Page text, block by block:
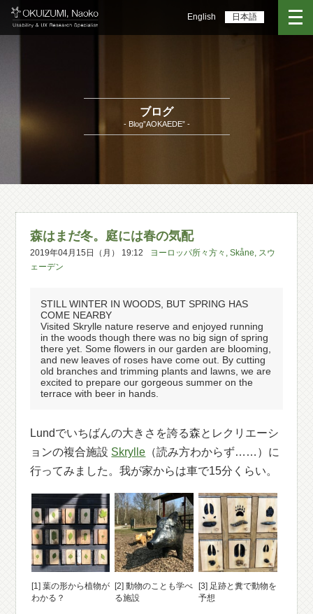
English 日本語
ブログ
- Blog”AOKAEDE” -
森はまだ冬。庭には春の気配
2019年04月15日（月） 19:12 ヨーロッパ所々方々 ,Skåne, スウ
ェーデン
STILL WINTER IN WOODS, BUT SPRING HAS
COME NEARBY
Visited Skrylle nature reserve and enjoyed running
in the woods though there was no big sign of spring
there yet. Some flowers in our garden are blooming,
and new leaves of roses have come out. By cutting
old branches and trimming plants and lawns, we are
excited to prepare our gorgeous summer on the
terrace with beer in hands.
Lundでいちばんの大きさを誇る森とレクリエーシ
ョンの複合施設 Skrylle （読み方わからず……）に
行ってみました。我が家からは車で15分くらい。
[1] 葉の形から植物が
わかる？
[2] 動物のことも学べ
る施設
[3] 足跡と糞で動物を
予想